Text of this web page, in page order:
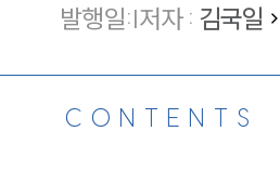
발행일:|저자 : 김국일
CONTENTS